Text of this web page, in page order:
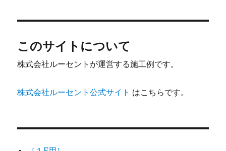
このサイトについて
株式会社ルーセントが運営する施工例です。
株式会社ルーセント公式サイト はこちらです。